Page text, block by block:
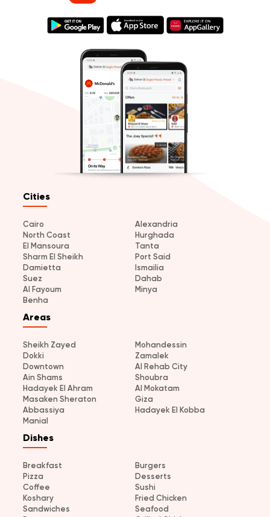
Cities
Cairo
Alexandria
North Coast
Hurghada
El Mansoura
Tanta
Sharm El Sheikh
Port Said
Damietta
Ismailia
Suez
Dahab
Al Fayoum
Minya
Benha
Areas
Sheikh Zayed
Mohandessin
Dokki
Zamalek
Downtown
Al Rehab City
Ain Shams
Shoubra
Hadayek El Ahram
Al Mokatam
Masaken Sheraton
Giza
Abbassiya
Hadayek El Kobba
Manial
Dishes
Breakfast
Burgers
Pizza
Desserts
Coffee
Sushi
Koshary
Fried Chicken
Sandwiches
Seafood